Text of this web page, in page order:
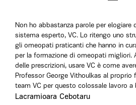
Non ho abbastanza parole per elogiare
sistema esperto, VC. Lo ritengo uno
gli omeopati praticanti che hanno in
per la formazione di omeopati migliori.
delle prescrizioni, usare VC è come
Professor George Vithoulkas al proprio
team VC per questo colossale lavoro a
Lacramioara Cebotaru